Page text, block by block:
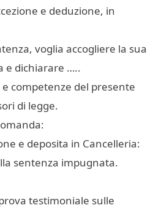
e deduzione, in
voglia accogliere la sua
e dichiarare …..
competenze del presente
di legge.
e deposita in Cancelleria:
sentenza impugnata.
testimoniale sulle